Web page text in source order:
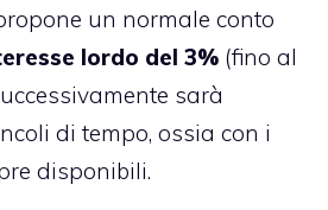
un normale conto
lordo del 3% (fino al
sarà
di tempo, ossia con i
disponibili.